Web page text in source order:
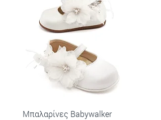
Μπαλαρίνες Babywalker